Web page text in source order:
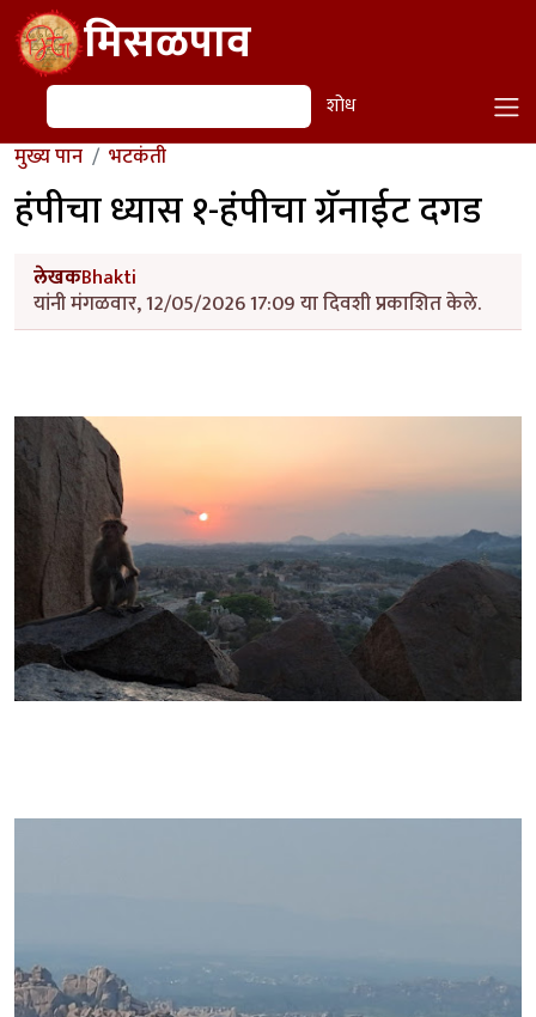
Skip to main contentमिसळपाव
शोध शोध
मुख्य पान भटकंती
हंपीचा ध्यास १-हंपीचा ग्रॅनाईट दगड
लेखकBhakti
यांनी मंगळवार, 12/05/2026 17:09 या दिवशी प्रकाशित केले.